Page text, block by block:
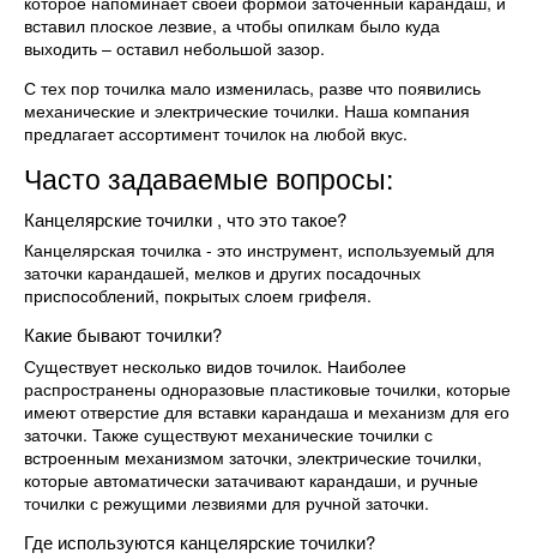
вставил плоское лезвие, а чтобы опилкам было куда
выходить – оставил небольшой зазор.
С тех пор точилка мало изменилась, разве что появились
механические и электрические точилки. Наша компания
предлагает ассортимент точилок на любой вкус.
Часто задаваемые вопросы:
Канцелярские точилки , что это такое?
Канцелярская точилка - это инструмент, используемый для
заточки карандашей, мелков и других посадочных
приспособлений, покрытых слоем грифеля.
Какие бывают точилки?
Существует несколько видов точилок. Наиболее
распространены одноразовые пластиковые точилки, которые
имеют отверстие для вставки карандаша и механизм для его
заточки. Также существуют механические точилки с
встроенным механизмом заточки, электрические точилки,
которые автоматически затачивают карандаши, и ручные
точилки с режущими лезвиями для ручной заточки.
Где используются канцелярские точилки?